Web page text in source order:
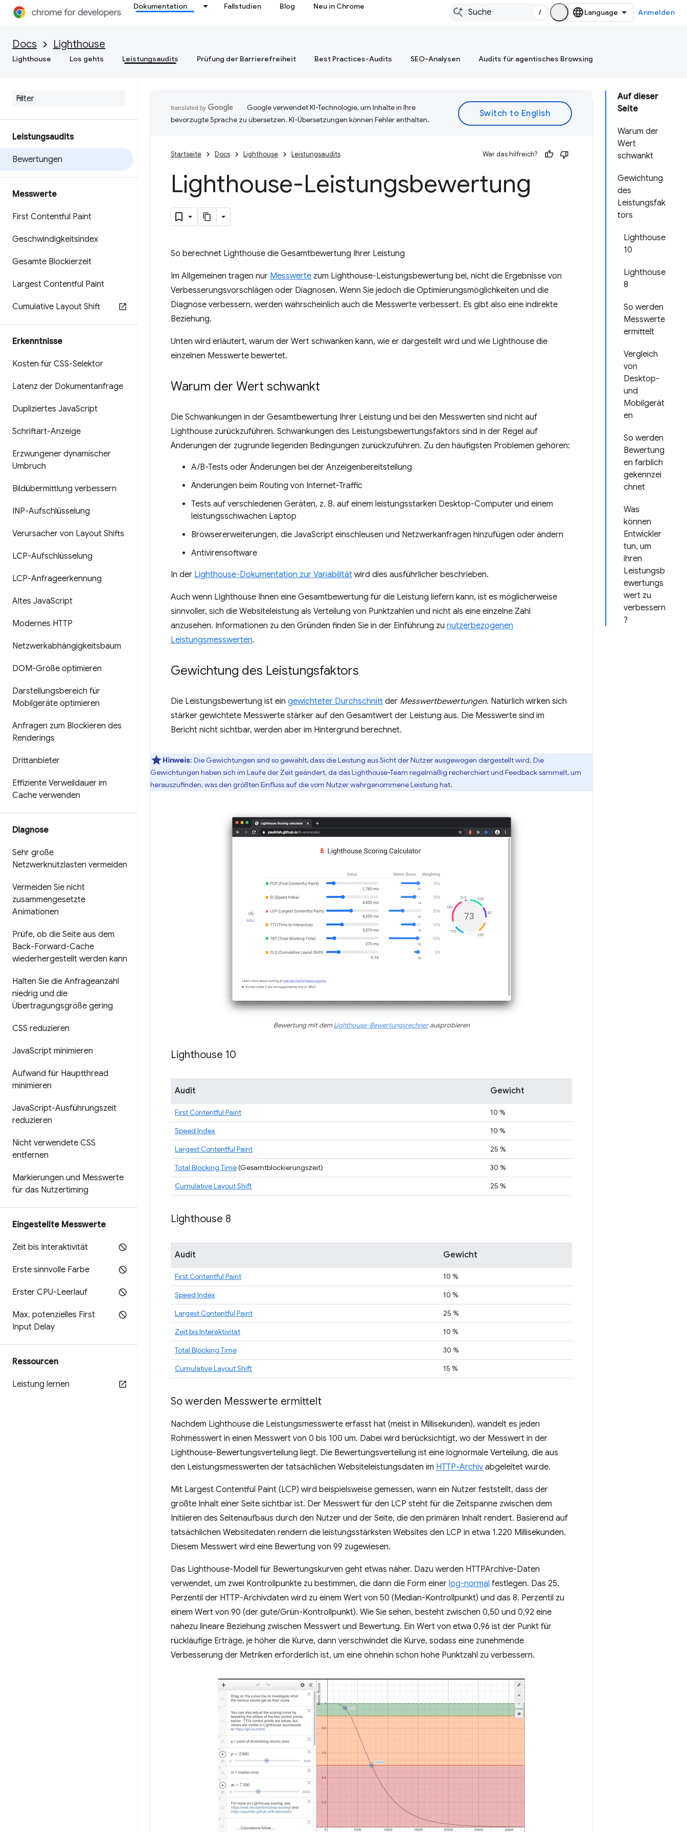
Dokumentation Fallstudien Blog Neu in Chrome
/ Anmelden
Docs Lighthouse
Lighthouse Los gehts Leistungsaudits Prüfung der Barrierefreiheit Best Practices-Audits SEO-Analysen Audits für agentisches Browsing
Leistungsaudits
Bewertungen
Messwerte
First Contentful Paint
Geschwindigkeitsindex
Gesamte Blockierzeit
Largest Contentful Paint
Cumulative Layout Shift
Erkenntnisse
Kosten für CSS-Selektor
Latenz der Dokumentanfrage
Dupliziertes JavaScript
Schriftart-Anzeige
Erzwungener dynamischer
Umbruch
Bildübermittlung verbessern
INP-Aufschlüsselung
Verursacher von Layout Shifts
LCP-Aufschlüsselung
LCP-Anfrageerkennung
Altes JavaScript
Modernes HTTP
Netzwerkabhängigkeitsbaum
DOM-Größe optimieren
Darstellungsbereich für
Mobilgeräte optimieren
Anfragen zum Blockieren des
Renderings
Drittanbieter
Effiziente Verweildauer im
Cache verwenden
Diagnose
Sehr große
Netzwerknutzlasten vermeiden
Vermeiden Sie nicht
zusammengesetzte
Animationen
Prüfe, ob die Seite aus dem
Back-Forward-Cache
wiederhergestellt werden kann
Halten Sie die Anfrageanzahl
niedrig und die
Übertragungsgröße gering
CSS reduzieren
JavaScript minimieren
Aufwand für Hauptthread
minimieren
JavaScript-Ausführungszeit
reduzieren
Nicht verwendete CSS
entfernen
Markierungen und Messwerte
für das Nutzertiming
Eingestellte Messwerte
Zeit bis Interaktivität
Erste sinnvolle Farbe
Erster CPU-Leerlauf
Max. potenzielles First
Input Delay
Ressourcen
Leistung lernen
Auf dieser
Seite
Warum der
Wert
schwankt
Gewichtung
des
Leistungsfak
tors
Lighthouse
10
Lighthouse
8
So werden
Messwerte
ermittelt
Vergleich
von
Desktop-
und
Mobilgerät
en
So werden
Bewertung
en farblich
gekennzei
chnet
Was
können
Entwickler
tun, um
ihren
Leistungsb
ewertungs
wert zu
verbessern
?
Google verwendet KI-Technologie, um Inhalte in Ihre
bevorzugte Sprache zu übersetzen. KI-Übersetzungen können Fehler enthalten.
Startseite Docs Lighthouse Leistungsaudits War das hilfreich?
Lighthouse-Leistungsbewertung
So berechnet Lighthouse die Gesamtbewertung Ihrer Leistung
Im Allgemeinen tragen nur Messwerte zum Lighthouse-Leistungsbewertung bei, nicht die Ergebnisse von
Verbesserungsvorschlägen oder Diagnosen. Wenn Sie jedoch die Optimierungsmöglichkeiten und die
Diagnose verbessern, werden wahrscheinlich auch die Messwerte verbessert. Es gibt also eine indirekte
Beziehung.
Unten wird erläutert, warum der Wert schwanken kann, wie er dargestellt wird und wie Lighthouse die
einzelnen Messwerte bewertet.
Warum der Wert schwankt
Die Schwankungen in der Gesamtbewertung Ihrer Leistung und bei den Messwerten sind nicht auf
Lighthouse zurückzuführen. Schwankungen des Leistungsbewertungsfaktors sind in der Regel auf
Änderungen der zugrunde liegenden Bedingungen zurückzuführen. Zu den häufigsten Problemen gehören:
A/B-Tests oder Änderungen bei der Anzeigenbereitstellung
Änderungen beim Routing von Internet-Traffic
Tests auf verschiedenen Geräten, z. B. auf einem leistungsstarken Desktop-Computer und einem
leistungsschwachen Laptop
Browsererweiterungen, die JavaScript einschleusen und Netzwerkanfragen hinzufügen oder ändern
Antivirensoftware
In der Lighthouse-Dokumentation zur Variabilität wird dies ausführlicher beschrieben.
Auch wenn Lighthouse Ihnen eine Gesamtbewertung für die Leistung liefern kann, ist es möglicherweise
sinnvoller, sich die Websiteleistung als Verteilung von Punktzahlen und nicht als eine einzelne Zahl
anzusehen. Informationen zu den Gründen finden Sie in der Einführung zu nutzerbezogenen
Leistungsmesswerten.
Gewichtung des Leistungsfaktors
Die Leistungsbewertung ist ein gewichteter Durchschnitt der Messwertbewertungen. Natürlich wirken sich
stärker gewichtete Messwerte stärker auf den Gesamtwert der Leistung aus. Die Messwerte sind im
Bericht nicht sichtbar, werden aber im Hintergrund berechnet.
Hinweis: Die Gewichtungen sind so gewählt, dass die Leistung aus Sicht der Nutzer ausgewogen dargestellt wird. Die
Gewichtungen haben sich im Laufe der Zeit geändert, da das Lighthouse-Team regelmäßig recherchiert und Feedback sammelt, um
herauszufinden, was den größten Einfluss auf die vom Nutzer wahrgenommene Leistung hat.
Bewertung mit demLighthouse-Bewertungsrechnerausprobieren
Lighthouse 10
Audit Gewicht
First Contentful Paint
10 %
Speed Index
10 %
Largest Contentful Paint
25 %
Total Blocking Time(Gesamtblockierungszeit)
30 %
Cumulative Layout Shift
25 %
Lighthouse 8
Audit Gewicht
First Contentful Paint
10 %
Speed Index
10 %
Largest Contentful Paint
25 %
Zeit bis Interaktivität
10 %
Total Blocking Time
30 %
Cumulative Layout Shift
15 %
So werden Messwerte ermittelt
Nachdem Lighthouse die Leistungsmesswerte erfasst hat (meist in Millisekunden), wandelt es jeden
Rohmesswert in einen Messwert von 0 bis 100 um. Dabei wird berücksichtigt, wo der Messwert in der
Lighthouse-Bewertungsverteilung liegt. Die Bewertungsverteilung ist eine lognormale Verteilung, die aus
den Leistungsmesswerten der tatsächlichen Websiteleistungsdaten im HTTP-Archiv abgeleitet wurde.
Mit Largest Contentful Paint (LCP) wird beispielsweise gemessen, wann ein Nutzer feststellt, dass der
größte Inhalt einer Seite sichtbar ist. Der Messwert für den LCP steht für die Zeitspanne zwischen dem
Initiieren des Seitenaufbaus durch den Nutzer und der Seite, die den primären Inhalt rendert. Basierend auf
tatsächlichen Websitedaten rendern die leistungsstärksten Websites den LCP in etwa 1.220 Millisekunden.
Diesem Messwert wird eine Bewertung von 99 zugewiesen.
Das Lighthouse-Modell für Bewertungskurven geht etwas näher. Dazu werden HTTPArchive-Daten
verwendet, um zwei Kontrollpunkte zu bestimmen, die dann die Form einer log-normal festlegen. Das 25.
Perzentil der HTTP-Archivdaten wird zu einem Wert von 50 (Median-Kontrollpunkt) und das 8. Perzentil zu
einem Wert von 90 (der gute/Grün-Kontrollpunkt). Wie Sie sehen, besteht zwischen 0,50 und 0,92 eine
nahezu lineare Beziehung zwischen Messwert und Bewertung. Ein Wert von etwa 0,96 ist der Punkt für
rückläufige Erträge, je höher die Kurve, dann verschwindet die Kurve, sodass eine zunehmende
Verbesserung der Metriken erforderlich ist, um eine ohnehin schon hohe Punktzahl zu verbessern.